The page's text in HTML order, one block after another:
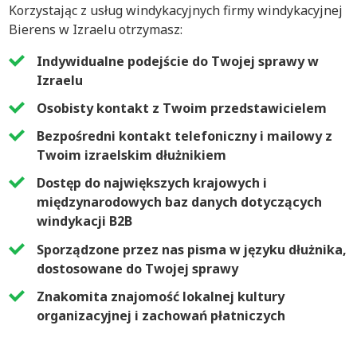
Korzystając z usług windykacyjnych firmy windykacyjnej
Bierens w Izraelu otrzymasz:
Indywidualne podejście do Twojej sprawy w
Izraelu
Osobisty kontakt z Twoim przedstawicielem
Bezpośredni kontakt telefoniczny i mailowy z
Twoim izraelskim dłużnikiem
Dostęp do największych krajowych i
międzynarodowych baz danych dotyczących
windykacji B2B
Sporządzone przez nas pisma w języku dłużnika,
dostosowane do Twojej sprawy
Znakomita znajomość lokalnej kultury
organizacyjnej i zachowań płatniczych